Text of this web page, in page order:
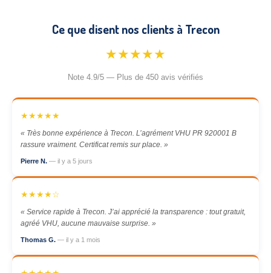
Ce que disent nos clients à Trecon
★★★★★
Note 4.9/5 — Plus de 450 avis vérifiés
★★★★★
« Très bonne expérience à Trecon. L’agrément VHU PR 920001 B
rassure vraiment. Certificat remis sur place. »
Pierre N. — il y a 5 jours
★★★★☆
« Service rapide à Trecon. J’ai apprécié la transparence : tout gratuit,
agréé VHU, aucune mauvaise surprise. »
Thomas G. — il y a 1 mois